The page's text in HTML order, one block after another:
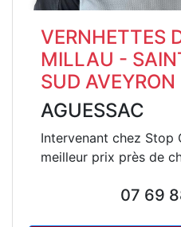
VERNHETTES
MILLAU -
SUD AVEYRON
AGUESSAC
Intervenant chez Stop
meilleur prix près de
07 69